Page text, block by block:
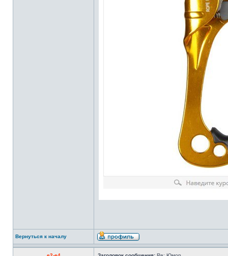
Вернуться к началу